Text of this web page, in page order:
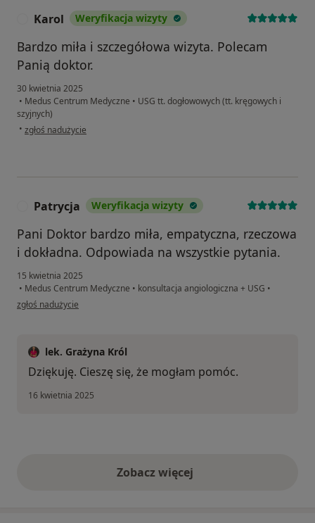
Karol Weryfikacja wizyty
Bardzo miła i szczegółowa wizyta. Polecam
Panią doktor.
30 kwietnia 2025
• Medus Centrum Medyczne • USG tt. dogłowowych (tt. kręgowych i
szyjnych)
• w opinii użytkownika Karol
zgłoś nadużycie
Patrycja Weryfikacja wizyty
Pani Doktor bardzo miła, empatyczna, rzeczowa
i dokładna. Odpowiada na wszystkie pytania.
15 kwietnia 2025
• Medus Centrum Medyczne • konsultacja angiologiczna + USG •
w opinii użytkownika Patrycja
zgłoś nadużycie
lek. Grażyna Król
Dziękuję. Cieszę się, że mogłam pomóc.
16 kwietnia 2025
Zobacz więcejopinie powyżej